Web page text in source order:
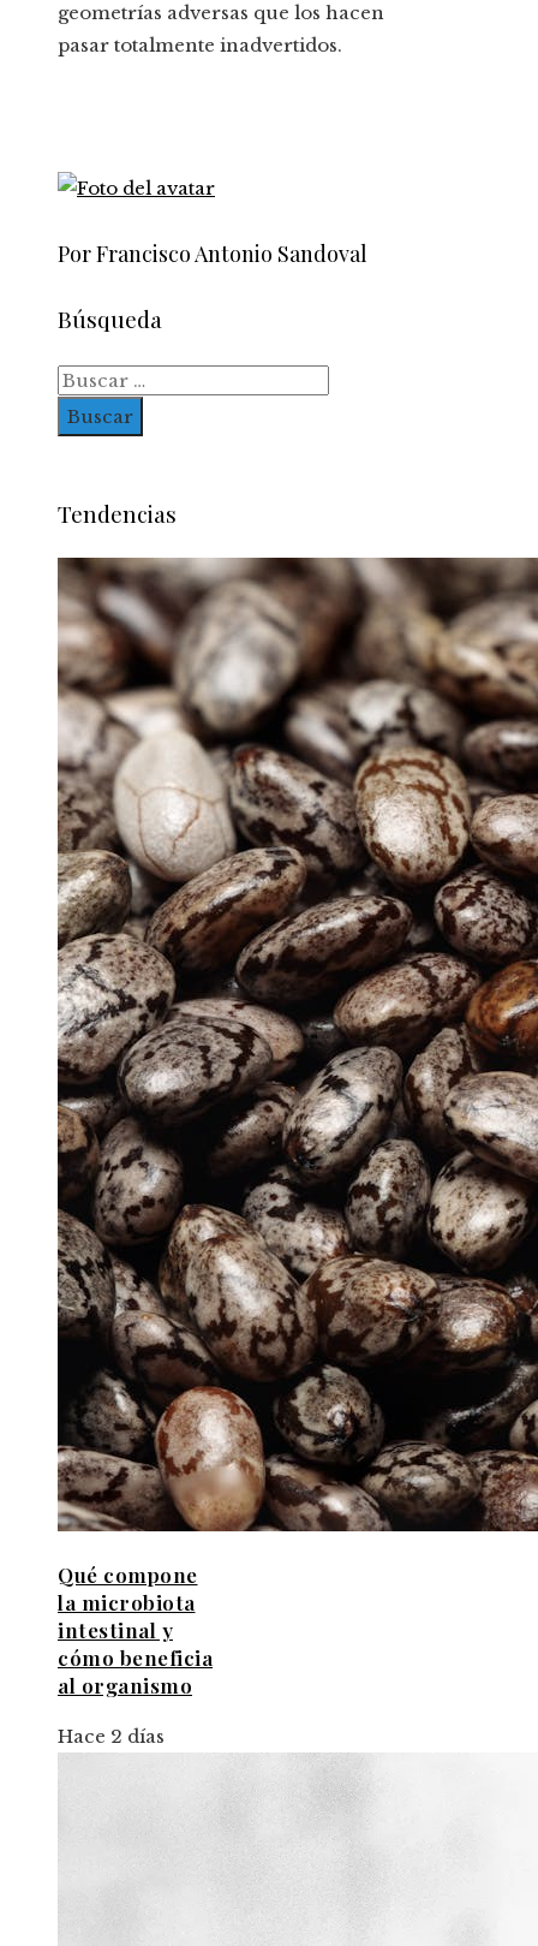
geometrías adversas que los hacen
pasar totalmente inadvertidos.
Por Francisco Antonio Sandoval
Búsqueda
Buscar:
Tendencias
Qué compone
la microbiota
intestinal y
cómo beneficia
al organismo
Hace 2 días